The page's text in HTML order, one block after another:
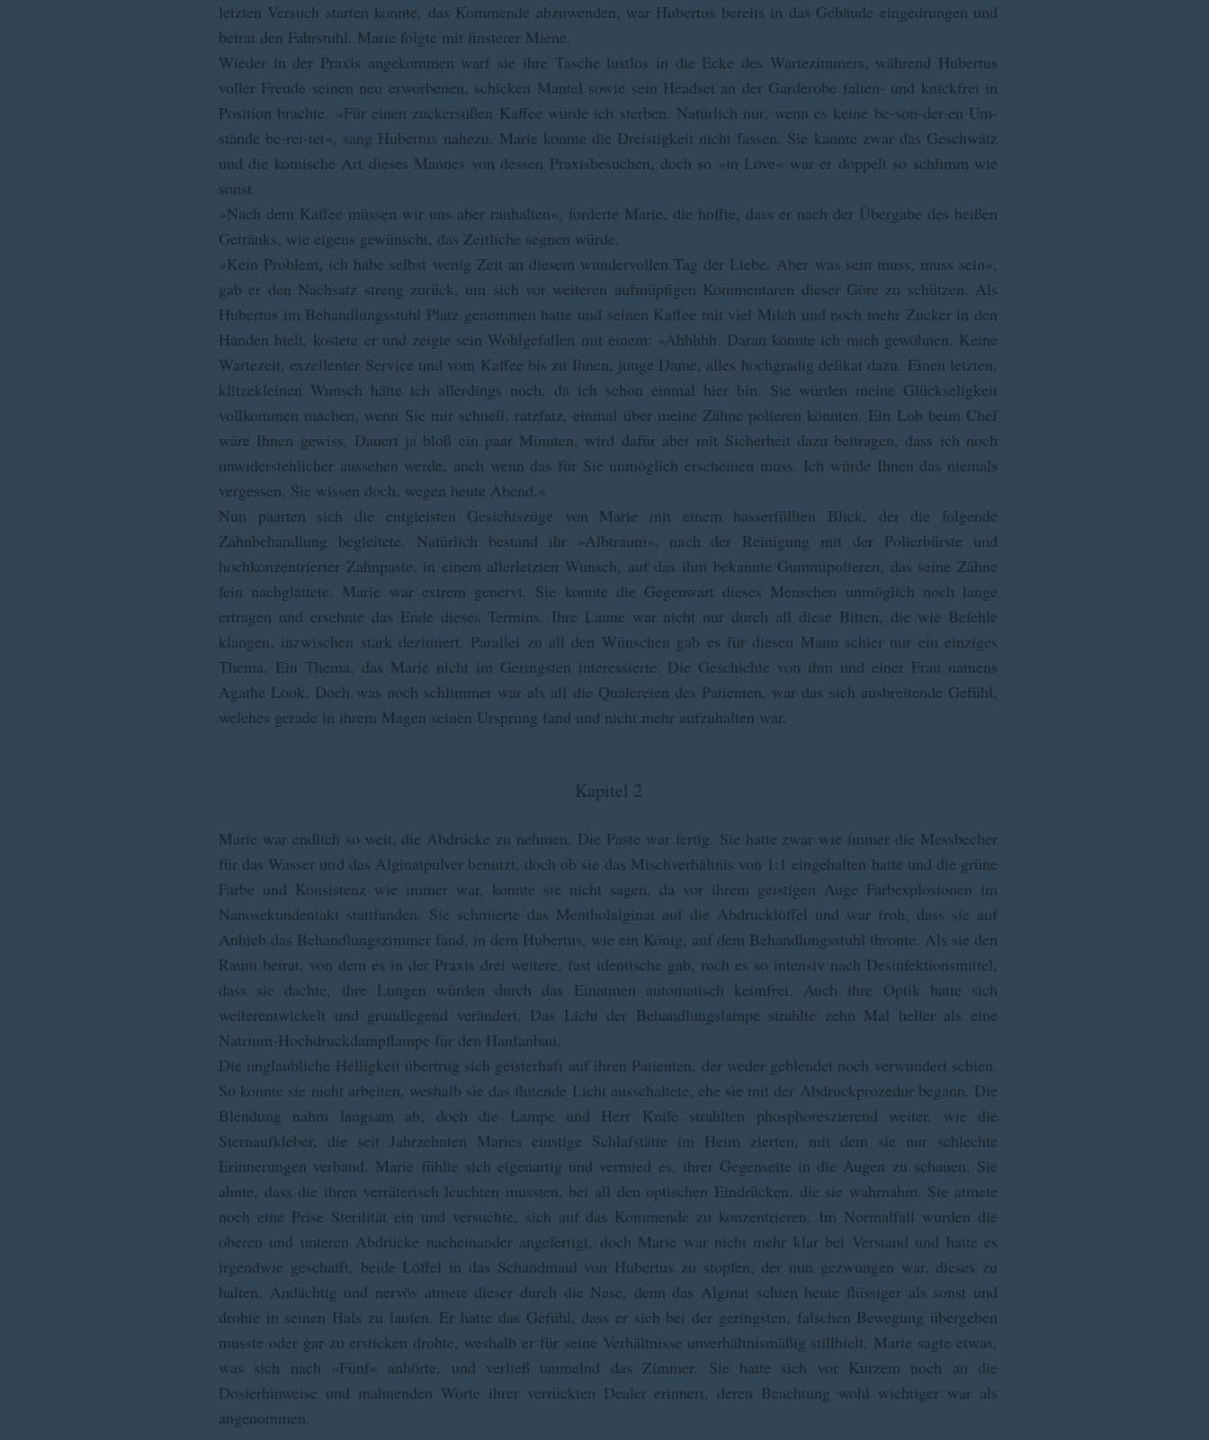
letzten Versuch starten konnte, das Kommende abzuwenden, war Hubertus bereits in das Gebäude eingedrungen und
betrat den Fahrstuhl. Marie folgte mit finsterer Miene.
Wieder in der Praxis angekommen warf sie ihre Tasche lustlos in die Ecke des Wartezimmers, während Hubertus
voller Freude seinen neu erworbenen, schicken Mantel sowie sein Headset an der Garderobe falten- und knickfrei in
Position brachte. »Für einen zuckersüßen Kaffee würde ich sterben. Natürlich nur, wenn es keine be-son-der-en Um-
stände be-rei-tet«, sang Hubertus nahezu. Marie konnte die Dreistigkeit nicht fassen. Sie kannte zwar das Geschwätz
und die komische Art dieses Mannes von dessen Praxisbesuchen, doch so »in Love« war er doppelt so schlimm wie
sonst.
»Nach dem Kaffee müssen wir uns aber ranhalten«, forderte Marie, die hoffte, dass er nach der Übergabe des heißen
Getränks, wie eigens gewünscht, das Zeitliche segnen würde.
»Kein Problem, ich habe selbst wenig Zeit an diesem wundervollen Tag der Liebe. Aber was sein muss, muss sein«,
gab er den Nachsatz streng zurück, um sich vor weiteren aufmüpfigen Kommentaren dieser Göre zu schützen. Als
Hubertus im Behandlungsstuhl Platz genommen hatte und seinen Kaffee mit viel Milch und noch mehr Zucker in den
Händen hielt, kostete er und zeigte sein Wohlgefallen mit einem: »Ahhhhh. Daran könnte ich mich gewöhnen. Keine
Wartezeit, exzellenter Service und vom Kaffee bis zu Ihnen, junge Dame, alles hochgradig delikat dazu. Einen letzten,
klitzekleinen Wunsch hätte ich allerdings noch, da ich schon einmal hier bin. Sie würden meine Glückseligkeit
vollkommen machen, wenn Sie mir schnell, ratzfatz, einmal über meine Zähne polieren könnten. Ein Lob beim Chef
wäre Ihnen gewiss. Dauert ja bloß ein paar Minuten, wird dafür aber mit Sicherheit dazu beitragen, dass ich noch
unwiderstehlicher aussehen werde, auch wenn das für Sie unmöglich erscheinen muss. Ich würde Ihnen das niemals
vergessen, Sie wissen doch, wegen heute Abend.«
Nun paarten sich die entgleisten Gesichtszüge von Marie mit einem hasserfüllten Blick, der die folgende
Zahnbehandlung begleitete. Natürlich bestand ihr »Albtraum«, nach der Reinigung mit der Polierbürste und
hochkonzentrierter Zahnpaste, in einem allerletzten Wunsch, auf das ihm bekannte Gummipolieren, das seine Zähne
fein nachglättete. Marie war extrem genervt. Sie konnte die Gegenwart dieses Menschen unmöglich noch lange
ertragen und ersehnte das Ende dieses Termins. Ihre Laune war nicht nur durch all diese Bitten, die wie Befehle
klangen, inzwischen stark dezimiert. Parallel zu all den Wünschen gab es für diesen Mann schier nur ein einziges
Thema. Ein Thema, das Marie nicht im Geringsten interessierte. Die Geschichte von ihm und einer Frau namens
Agathe Look. Doch was noch schlimmer war als all die Quälereien des Patienten, war das sich ausbreitende Gefühl,
welches gerade in ihrem Magen seinen Ursprung fand und nicht mehr aufzuhalten war.
Kapitel 2
Marie war endlich so weit, die Abdrücke zu nehmen. Die Paste war fertig. Sie hatte zwar wie immer die Messbecher
für das Wasser und das Alginatpulver benutzt, doch ob sie das Mischverhältnis von 1:1 eingehalten hatte und die grüne
Farbe und Konsistenz wie immer war, konnte sie nicht sagen, da vor ihrem geistigen Auge Farbexplosionen im
Nanosekundentakt stattfanden. Sie schmierte das Mentholalginat auf die Abdrucklöffel und war froh, dass sie auf
Anhieb das Behandlungszimmer fand, in dem Hubertus, wie ein König, auf dem Behandlungsstuhl thronte. Als sie den
Raum betrat, von dem es in der Praxis drei weitere, fast identische gab, roch es so intensiv nach Desinfektionsmittel,
dass sie dachte, ihre Lungen würden durch das Einatmen automatisch keimfrei. Auch ihre Optik hatte sich
weiterentwickelt und grundlegend verändert. Das Licht der Behandlungslampe strahlte zehn Mal heller als eine
Natrium-Hochdruckdampflampe für den Hanfanbau.
Die unglaubliche Helligkeit übertrug sich geisterhaft auf ihren Patienten, der weder geblendet noch verwundert schien.
So konnte sie nicht arbeiten, weshalb sie das flutende Licht ausschaltete, ehe sie mit der Abdruckprozedur begann. Die
Blendung nahm langsam ab, doch die Lampe und Herr Knife strahlten phosphoreszierend weiter, wie die
Sternaufkleber, die seit Jahrzehnten Maries einstige Schlafstätte im Heim zierten, mit dem sie nur schlechte
Erinnerungen verband. Marie fühlte sich eigenartig und vermied es, ihrer Gegenseite in die Augen zu schauen. Sie
ahnte, dass die ihren verräterisch leuchten mussten, bei all den optischen Eindrücken, die sie wahrnahm. Sie atmete
noch eine Prise Sterilität ein und versuchte, sich auf das Kommende zu konzentrieren. Im Normalfall wurden die
oberen und unteren Abdrücke nacheinander angefertigt, doch Marie war nicht mehr klar bei Verstand und hatte es
irgendwie geschafft, beide Löffel in das Schandmaul von Hubertus zu stopfen, der nun gezwungen war, dieses zu
halten. Andächtig und nervös atmete dieser durch die Nase, denn das Alginat schien heute flüssiger als sonst und
drohte in seinen Hals zu laufen. Er hatte das Gefühl, dass er sich bei der geringsten, falschen Bewegung übergeben
musste oder gar zu ersticken drohte, weshalb er für seine Verhältnisse unverhältnismäßig stillhielt. Marie sagte etwas,
was sich nach »Fünf« anhörte, und verließ taumelnd das Zimmer. Sie hatte sich vor Kurzem noch an die
Dosierhinweise und mahnenden Worte ihrer verrückten Dealer erinnert, deren Beachtung wohl wichtiger war als
angenommen.